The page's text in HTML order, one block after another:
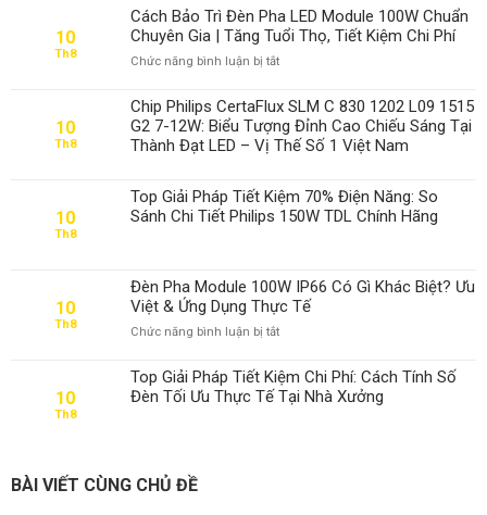
10
Th8
Cách Bảo Trì Đèn Pha LED Module 100W Chuẩn
Chuyên Gia | Tăng Tuổi Thọ, Tiết Kiệm Chi Phí
Chức năng bình luận bị tắtở
Bảo
Trì
Đèn
Pha
Module
100W
Chuẩn
|
Tăng
Thọ,
Kiệm
Chi
10
Th8
Chip Philips CertaFlux SLM C 830 1202 L09 1515
G2 7-12W: Biểu Tượng Đỉnh Cao Chiếu Sáng Tại
Thành Đạt LED – Vị Thế Số 1 Việt Nam
10
Th8
Top Giải Pháp Tiết Kiệm 70% Điện Năng: So
Sánh Chi Tiết Philips 150W TDL Chính Hãng
10
Th8
Đèn Pha Module 100W IP66 Có Gì Khác Biệt? Ưu
Việt & Ứng Dụng Thực Tế
Chức năng bình luận bị tắtở
Pha
Module
100W
10
Th8
Top Giải Pháp Tiết Kiệm Chi Phí: Cách Tính Số
Đèn Tối Ưu Thực Tế Tại Nhà Xưởng
BÀI VIẾT CÙNG CHỦ ĐỀ